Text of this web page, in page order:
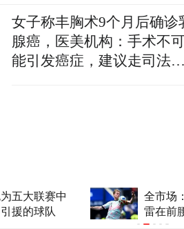
全市场：德布劳内仍是
雷在前腰位置上的备选
女子称丰胸术9个月后确诊
腺癌，医美机构：手术不可
能引发癌症，建议走司法途